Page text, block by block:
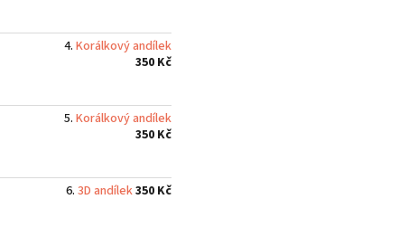
Korálkový andílek
350 Kč
Korálkový andílek
350 Kč
3D andílek350 Kč